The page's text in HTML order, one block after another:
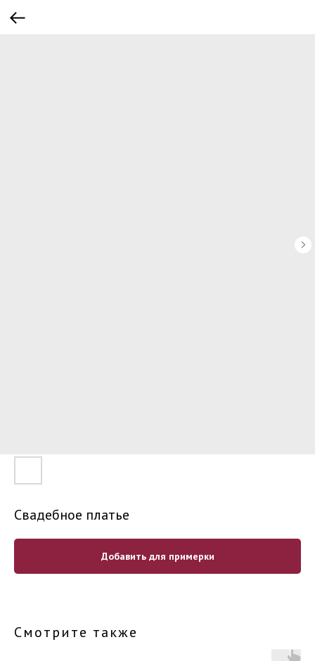
Свадебное платье
Добавить для примерки
Смотрите также